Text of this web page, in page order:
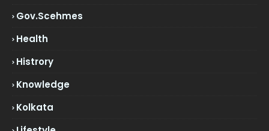
Gov.scehmes
Health
Histrory
Knowledge
Kolkata